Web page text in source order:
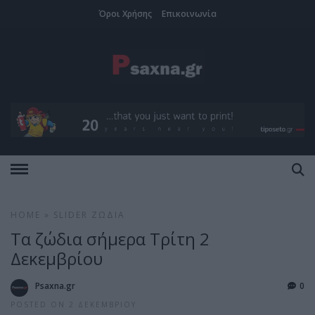
Όροι Χρήσης Επικοινωνία
HOME SLIDER ΖΏΔΙΑ
Τα ζώδια σήμερα Τρίτη 2
Δεκεμβρίου
Psaxna.gr
POSTED ON 2 ΔΕΚΕΜΒΡΊΟΥ
0